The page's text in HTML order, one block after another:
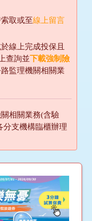
取或至線上留言
線上完成投保且
查詢並下載強制險
監理機關相關業
相關業務(含驗
分支機構臨櫃辦理